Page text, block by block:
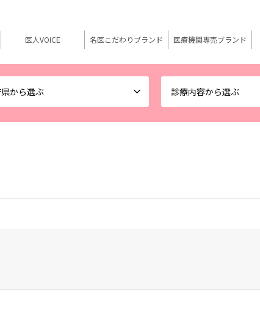
から選ぶ 診療内容から選ぶ
医人VOICE 名医こだわりブランド 医療機関専売ブランド